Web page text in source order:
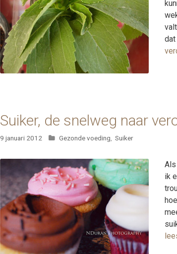
Suiker, de snelweg naar
9 januari 2012 Categorieën
Gezonde voeding Suiker
Als
ik